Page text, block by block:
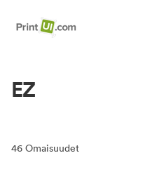
EZ
46 Omaisuudet